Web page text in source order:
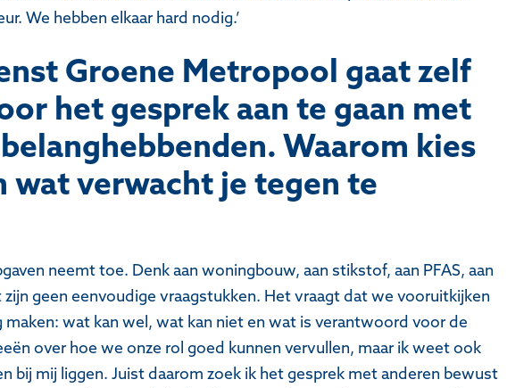
We hebben elkaar hard nodig.’
Groene Metropool gaat zelf
het gesprek aan te gaan met
Waarom kies
wat verwacht je tegen te
neemt toe. Denk aan woningbouw, aan stikstof, aan PFAS, aan
geen eenvoudige vraagstukken. Het vraagt dat we vooruitkijken
wat kan wel, wat kan niet en wat is verantwoord voor de
over hoe we onze rol goed kunnen vervullen, maar ik weet ook
bij mij liggen. Juist daarom zoek ik het gesprek met anderen bewust